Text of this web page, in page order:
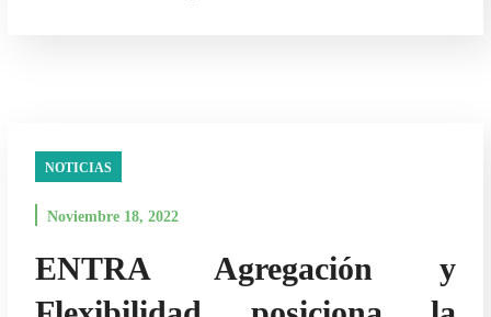
NOTICIAS
Noviembre 18, 2022
ENTRA Agregación y